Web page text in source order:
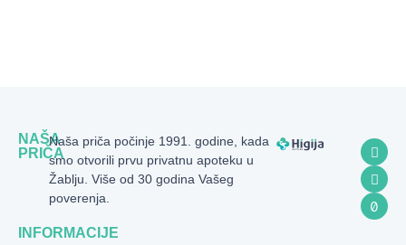
NAŠA
PRIČA
Naša priča počinje 1991. godine, kada
smo otvorili prvu privatnu apoteku u
Žablju. Više od 30 godina Vašeg
poverenja.
INFORMACIJE